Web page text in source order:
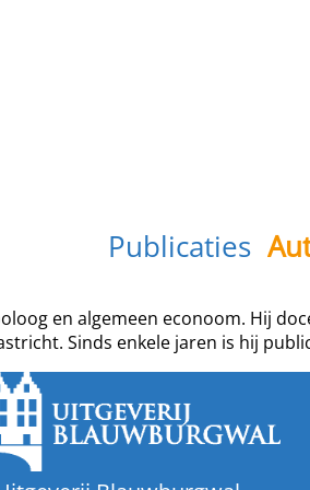
Publicaties
en algemeen econoom. Hij
Sinds enkele jaren is hij